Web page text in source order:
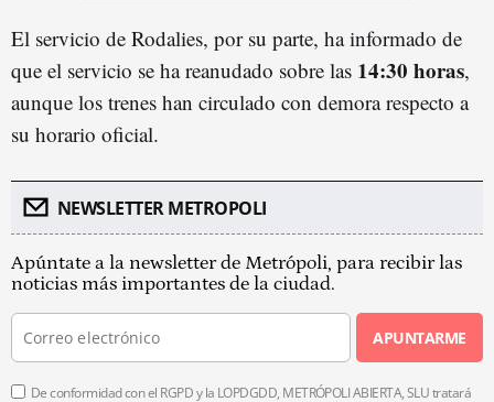
El servicio de Rodalies, por su parte, ha informado de
que el servicio se ha reanudado sobre las 14:30 horas,
aunque los trenes han circulado con demora respecto a
su horario oficial.
NEWSLETTER METROPOLI
Apúntate a la newsletter de Metrópoli, para recibir las
noticias más importantes de la ciudad.
APUNTARME
De conformidad con el RGPD y la LOPDGDD, METRÓPOLI ABIERTA, SLU tratará